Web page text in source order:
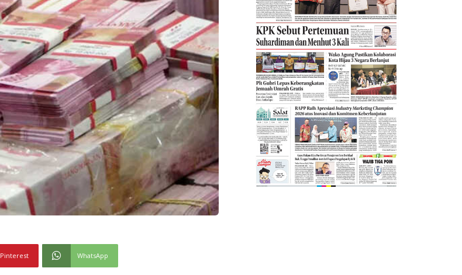
Pinterest WhatsApp